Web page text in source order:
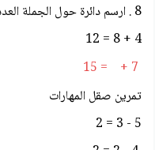
8 . ارسم دائرة حول الجملة العددية التي توضح الحد الجمعي الناقص .
4 + 8 = 12
7 + = 15
تمرين صقل المهارات
5 - 3 = 2